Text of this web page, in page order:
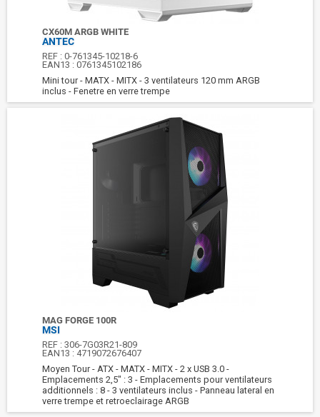
CX60M ARGB WHITE
ANTEC
REF :0-761345-10218-6
EAN13 :0761345102186
Mini tour - MATX - MITX - 3 ventilateurs 120 mm ARGB
inclus - Fenetre en verre trempe
MAG FORGE 100R
MSI
REF :306-7G03R21-809
EAN13 : 4719072676407
Moyen Tour - ATX - MATX - MITX - 2 x USB 3.0 -
Emplacements 2,5" : 3 - Emplacements pour ventilateurs
additionnels : 8 - 3 ventilateurs inclus - Panneau lateral en
verre trempe et retroeclairage ARGB